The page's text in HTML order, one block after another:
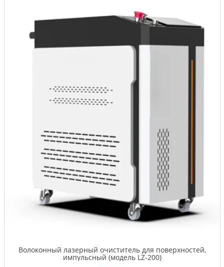
Волоконный лазерный очиститель для поверхностей,
импульсный (модель LZ-200)